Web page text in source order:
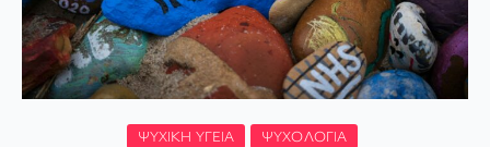
ΨΥΧΙΚΉ ΥΓΕΊΑ ΨΥΧΟΛΟΓΊΑ